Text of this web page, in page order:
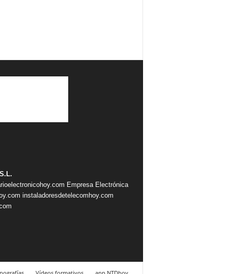
Empresa Electrónica
instaladoresdetelecomhoy.com